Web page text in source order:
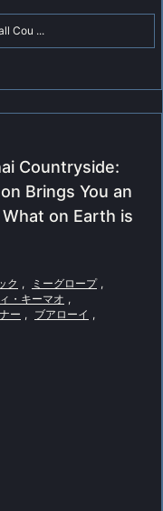
Cou ...
Countryside:
Brings You an
on Earth is
ク , ミーグロープ ,
・キーマオ ,
ー , ブアローイ ,